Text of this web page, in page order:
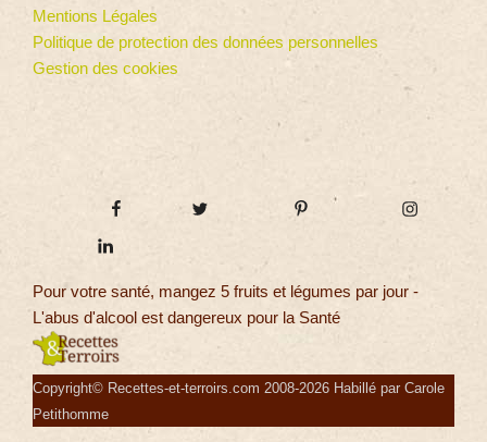
Mentions Légales
Politique de protection des données personnelles
Gestion des cookies
Pour votre santé, mangez 5 fruits et légumes par jour -
L'abus d'alcool est dangereux pour la Santé
Copyright© Recettes-et-terroirs.com 2008-2026 Habillé par Carole
Petithomme